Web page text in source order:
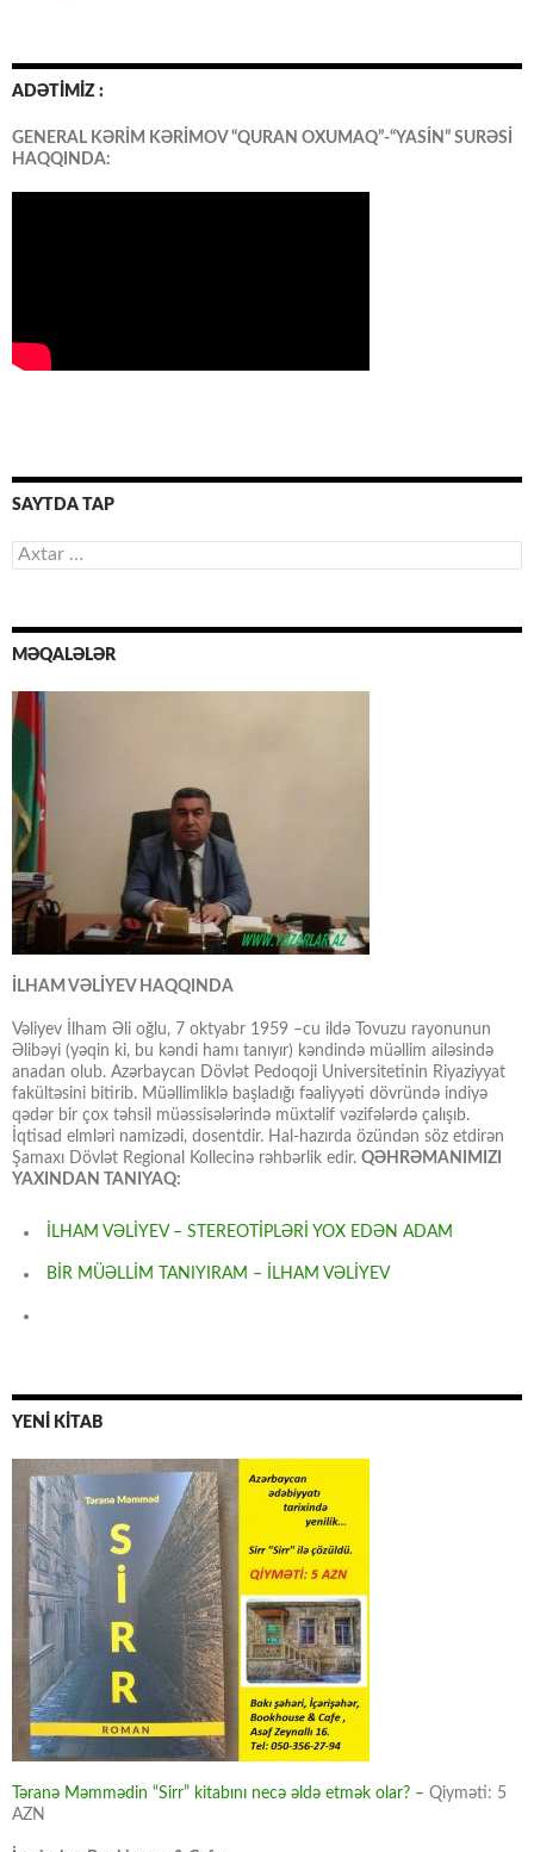
ADƏTİMİZ :
GENERAL KƏRİM KƏRİMOV “QURAN OXUMAQ”-“YASİN” SURƏSİ
HAQQINDA:
SAYTDA TAP
Axtarış:
MƏQALƏLƏR
İLHAM VƏLİYEV HAQQINDA
Vəliyev İlham Əli oğlu, 7 oktyabr 1959 –cu ildə Tovuzu rayonunun
Əlibəyi (yəqin ki, bu kəndi hamı tanıyır) kəndində müəllim ailəsində
anadan olub. Azərbaycan Dövlət Pedoqoji Universitetinin Riyaziyyat
fakültəsini bitirib. Müəllimliklə başladığı fəaliyyəti dövründə indiyə
qədər bir çox təhsil müəssisələrində müxtəlif vəzifələrdə çalışıb.
İqtisad elmləri namizədi, dosentdir. Hal-hazırda özündən söz etdirən
Şamaxı Dövlət Regional Kollecinə rəhbərlik edir. QƏHRƏMANIMIZI
YAXINDAN TANIYAQ:
İLHAM VƏLİYEV – STEREOTİPLƏRİ YOX EDƏN ADAM
BİR MÜƏLLİM TANIYIRAM – İLHAM VƏLİYEV
YENİ KİTAB
Təranə Məmmədin “Sirr” kitabını necə əldə etmək olar? – Qiyməti: 5
AZN